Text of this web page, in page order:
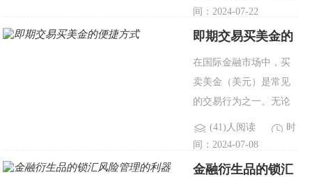
交易，可以通过多种渠
道和平台进行操作。本
交易的主要渠道，帮助
交易者选..
间：2024-07-22
即期交易买美金的
在国际金融市场中，买
卖美金（美元）是常见
的交易行为之一。无论
是个人投资者、企业，
还是金融机构，都会有
不同的需求来购买美
(41)人阅读
时
间：2024-07-08
金融衍生品的锁汇